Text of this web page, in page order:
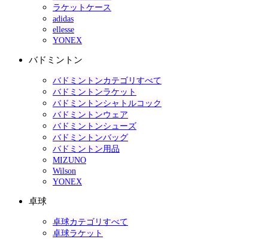
ラケットケース
adidas
ellesse
YONEX
バドミントン
バドミントンカテゴリすべて
バドミントンラケット
バドミントンシャトルコック
バドミントンウェア
バドミントンシューズ
バドミントンバッグ
バドミントン用品
MIZUNO
Wilson
YONEX
卓球
卓球カテゴリすべて
卓球ラケット